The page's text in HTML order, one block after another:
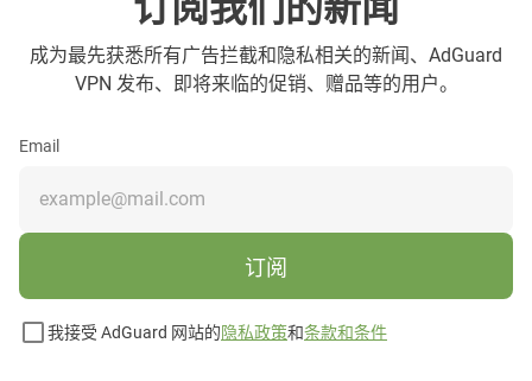
成为最先获悉所有广告拦截和隐私相关的新闻、AdGuard
VPN 发布、即将来临的促销、赠品等的用户。
Email
订阅
我接受 AdGuard 网站的隐私政策和条款和条件